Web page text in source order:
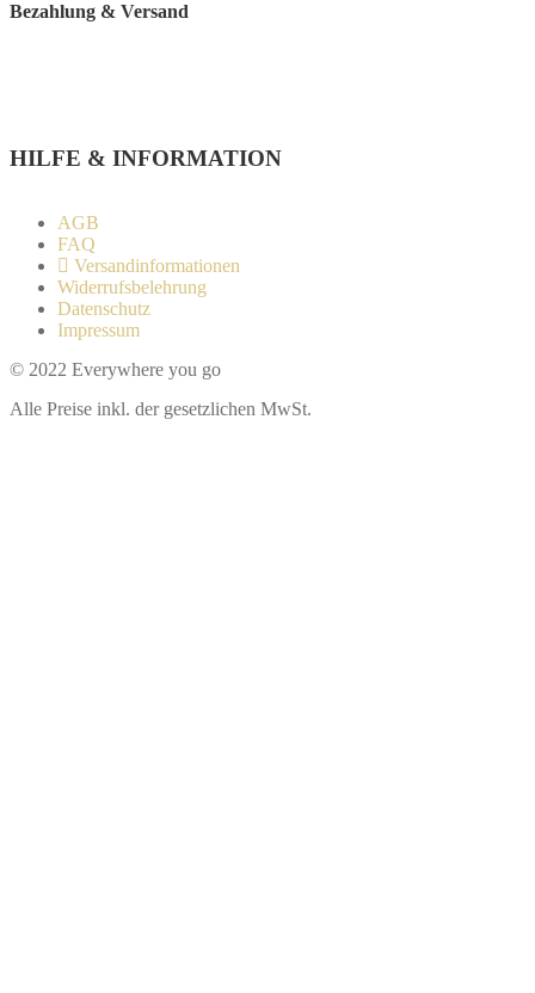
Bezahlung & Versand
HILFE & INFORMATION​
AGB
FAQ
Versandinformationen
Widerrufsbelehrung
Datenschutz
Impressum
© 2022 Everywhere you go
Alle Preise inkl. der gesetzlichen MwSt.